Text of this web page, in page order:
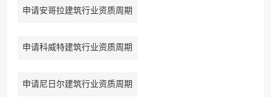
申请安哥拉建筑行业资质周期
申请科威特建筑行业资质周期
申请尼日尔建筑行业资质周期